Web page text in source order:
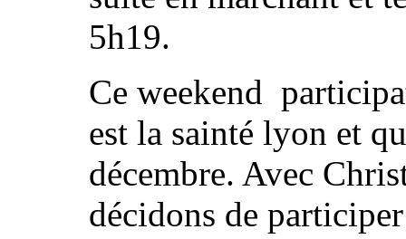
5h19.
Ce weekend
est la sainté lyon et
décembre. Avec
décidons de